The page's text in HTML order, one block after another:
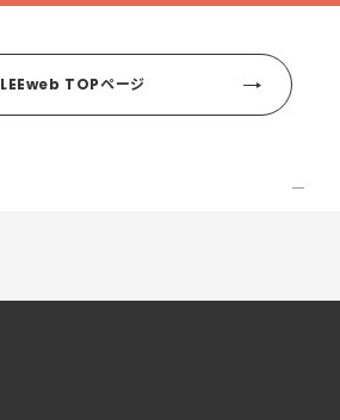
LEEweb TOPページ